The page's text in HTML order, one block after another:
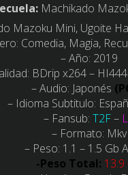
Machikado
Mazoku Mini, Ugoite
Comedia, Magia,
– Año: 2019
BDrip x264 –
– Audio: Japonés
– Idioma Subtitulo:
– Fansub: T2F–
– Formato: Mkv
– Peso: 1.1 – 1.5 Gb
-Peso Total: 13.9